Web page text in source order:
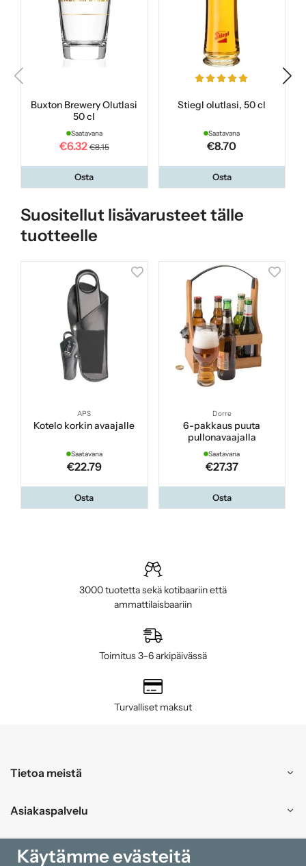
Buxton Brewery Olutlasi
50 cl
Saatavana
€6.32 €8.15
Osta
Stiegl olutlasi, 50 cl
Saatavana
€8.70
Osta
Suositellut lisävarusteet tälle
tuotteelle
APS
Kotelo korkin avaajalle
Saatavana
€22.79
Osta
Dorre
6-pakkaus puuta
pullonavaajalla
Saatavana
€27.37
Osta
3000 tuotetta sekä kotibaariin että
ammattilaisbaariin
Toimitus 3–6 arkipäivässä
Turvalliset maksut
Tietoa meistä
Asiakaspalvelu
Ostokset
Käytämme evästeitä